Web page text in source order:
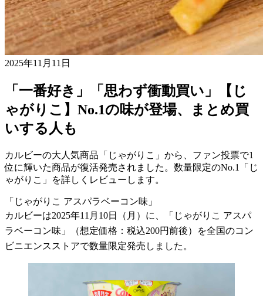
2025年11月11日
「一番好き」「思わず衝動買い」【じ
ゃがりこ】No.1の味が登場、まとめ買
いする人も
カルビーの大人気商品「じゃがりこ」から、ファン投票で1
位に輝いた商品が復活発売されました。数量限定のNo.1「じ
ゃがりこ」を詳しくレビューします。
「じゃがりこ アスパラベーコン味」
カルビーは2025年11月10日（月）に、「じゃがりこ アスパ
ラベーコン味」（想定価格：税込200円前後）を全国のコン
ビニエンスストアで数量限定発売しました。